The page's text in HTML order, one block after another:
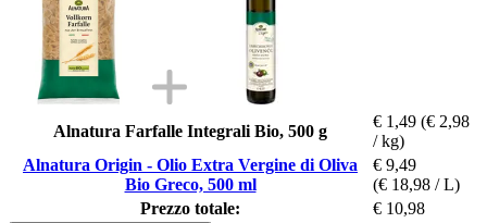
Alnatura Farfalle Integrali Bio, 500 g
€ 1,49 (€ 2,98
/ kg)
Alnatura Origin - Olio Extra Vergine di Oliva
Bio Greco, 500 ml
€ 9,49
(€ 18,98 / L)
Prezzo totale:
€ 10,98